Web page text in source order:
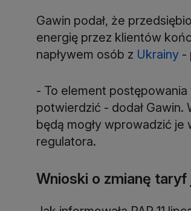
Gawin podał, że
energię przez klientów
napływem osób z Ukrainy -
- To element
potwierdzić - dodał
będą mogły wprowadzić je
regulatora.
Wnioski o zmianę